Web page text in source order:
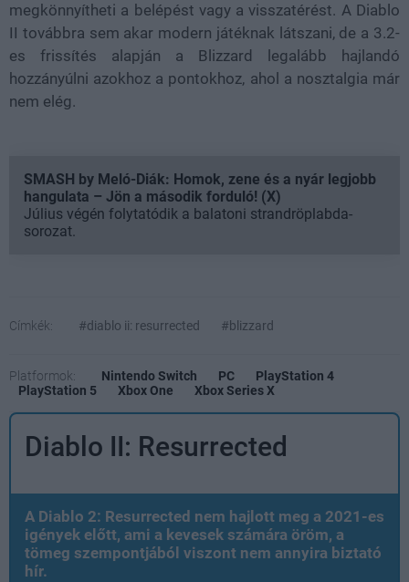
megkönnyítheti a belépést vagy a visszatérést. A Diablo
II továbbra sem akar modern játéknak látszani, de a 3.2-
es frissítés alapján a Blizzard legalább hajlandó
hozzányúlni azokhoz a pontokhoz, ahol a nosztalgia már
nem elég.
SMASH by Meló-Diák: Homok, zene és a nyár legjobb
hangulata – Jön a második forduló! (X)
Július végén folytatódik a balatoni strandröplabda-
sorozat.
Címkék: #diablo ii: resurrected #blizzard
Platformok: Nintendo Switch PC
PlayStation 4
PlayStation 5
Xbox One Xbox Series X
Diablo II: Resurrected
A Diablo 2: Resurrected nem hajlott meg a 2021-es
igények előtt, ami a kevesek számára öröm, a
tömeg szempontjából viszont nem annyira biztató
hír.